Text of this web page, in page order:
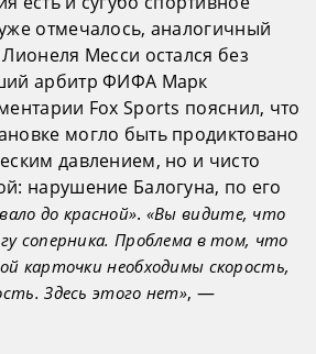
отмечалось, аналогичный
Месси остался без
арбитр ФИФА Марк
Fox Sports пояснил, что
могло быть продиктовано
давлением, но и чисто
нарушение Балогуна, по его
до красной». «Вы видите, что
соперника. Проблема в том, что
карточки необходимы скорость,
Здесь этого нет», —